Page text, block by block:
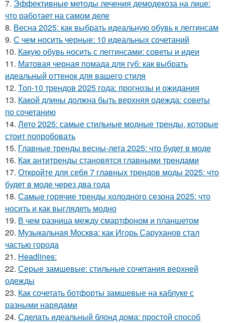
7. Эффективные методы лечения демодекоза на лице:
что работает на самом деле
8. Весна 2025: как выбрать идеальную обувь к леггинсам
9. С чем носить черные: 10 идеальных сочетаний
10. Какую обувь носить с леггинсами: советы и идеи
11. Матовая черная помада для губ: как выбрать
идеальный оттенок для вашего стиля
12. Топ-10 трендов 2025 года: прогнозы и ожидания
13. Какой длины должна быть верхняя одежда: советы
по сочетанию
14. Лето 2025: самые стильные модные тренды, которые
стоит попробовать
15. Главные тренды весны-лета 2025: что будет в моде
16. Как антитренды становятся главными трендами
17. Откройте для себя 7 главных трендов моды 2025: что
будет в моде через два года
18. Самые горячие тренды холодного сезона 2025: что
носить и как выглядеть модно
19. В чем разница между смартфоном и планшетом
20. Музыкальная Москва: как Игорь Саруханов стал
частью города
21. Headlines:
22. Серые замшевые: стильные сочетания верхней
одежды
23. Как сочетать ботфорты замшевые на каблуке с
разными нарядами
24. Сделать идеальный блонд дома: простой способ